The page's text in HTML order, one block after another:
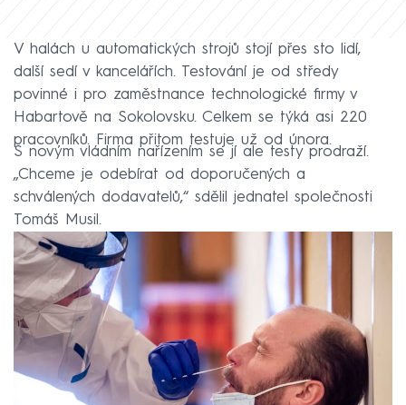
V halách u automatických strojů stojí přes sto lidí,
další sedí v kancelářích. Testování je od středy
povinné i pro zaměstnance technologické firmy v
Habartově na Sokolovsku. Celkem se týká asi 220
pracovníků. Firma přitom testuje už od února.
S novým vládním nařízením se jí ale testy prodraží.
„Chceme je odebírat od doporučených a
schválených dodavatelů,“ sdělil jednatel společnosti
Tomáš Musil.